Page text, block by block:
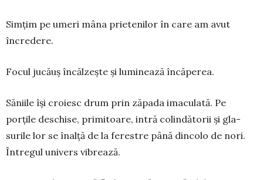
Simțim pe umeri mâna prietenilor în care am avut
încredere.
Focul jucăuș încăl­zește și lu­mi­nează încăperea.
Săniile își cro­iesc drum prin zăpada imaculată. Pe
porțile des­chise, primitoare, intră colindătorii și gla­
surile lor se înalță de la ferestre până dincolo de nori.
Întregul univers vibrează.